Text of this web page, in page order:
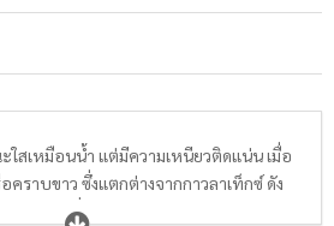
ใสเหมือนน้ำ แต่มีความเหนียวติดแน่น เมื่อ
ราบขาว ซึ่งแตกต่างจากกาวลาเท็กซ์ ดัง
นประดิษฐ์ที่ต้องการความปราณีตเรียบร้อย